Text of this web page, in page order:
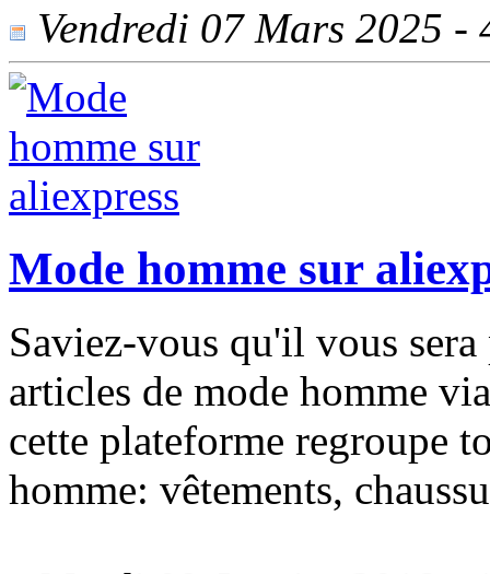
Vendredi 07 Mars 2025 -
Mode homme sur
Saviez-vous qu'il vous
articles de mode homme
cette plateforme regroupe
homme: vêtements,